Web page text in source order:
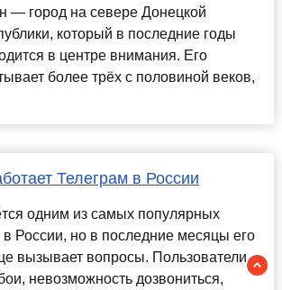
— город на севере Донецкой
который в последние годы
в центре внимания. Его
более трёх с половиной веков,
Телеграм в России
одним из самых популярных
России, но в последние месяцы его
вызывает вопросы. Пользователи
невозможность дозвониться,